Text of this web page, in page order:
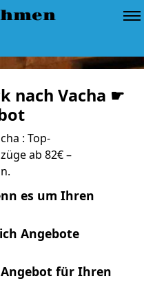
nach Vacha ☛
: Top-
ab 82€ –
es um Ihren
Angebote
Angebot für Ihren